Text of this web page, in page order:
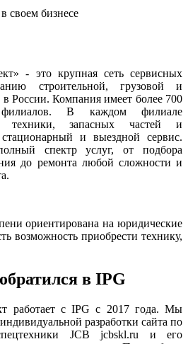
своем бизнесе
- это крупная сеть сервисных
строительной, грузовой и
России. Компания имеет более 700
В каждом филиале
техники, запасных частей и
и выездной сервис.
спектр услуг, от подбора
до ремонта любой сложности и
ориентирована на юридические
возможность приобрести технику,
в IPG
работает с IPG с 2017 года. Мы
разработки сайта по
JCB jcbskl.ru и его